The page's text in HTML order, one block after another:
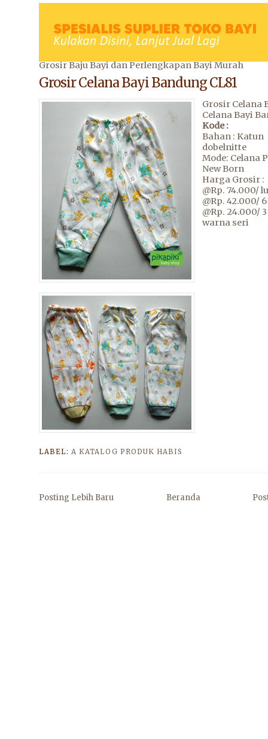
Grosir Baju Bayi dan Perlengkapan Bayi Murah
Grosir Celana Bayi Bandung CL81
Grosir Celana
Celana Bayi
Kode :
Bahan : Katun
dobelnitte
Mode: Celana
New Born
Harga Grosir :
@Rp. 74.000/
@Rp. 42.000/
@Rp. 24.000/
warna seri
LABEL:A KATALOG PRODUK HABIS
Posting Lebih Baru Beranda